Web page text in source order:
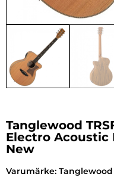
Tanglewood
Electro Acoustic
New
Varumärke: Tanglewood